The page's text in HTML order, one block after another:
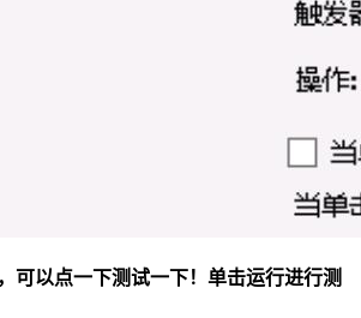
可以点一下测试一下！单击运行进行测